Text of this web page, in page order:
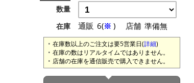
数量
在庫
通販 6(※ ) 店舗 準備無
在庫数以上のご注文は要5営業日(詳細)
在庫の数はリアルタイムではありません。
店舗の在庫を通信販売で購入できません。